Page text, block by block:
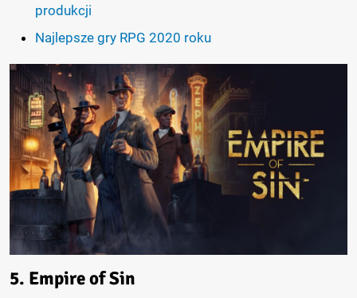
produkcji
Najlepsze gry RPG 2020 roku
5. Empire of Sin